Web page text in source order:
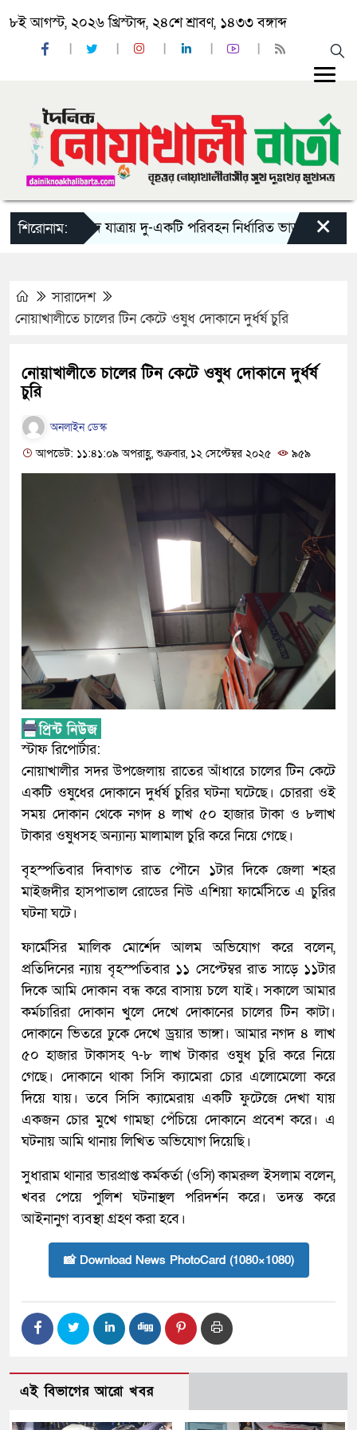
৮ই আগস্ট, ২০২৬ খ্রিস্টাব্দ, ২৪শে শ্রাবণ, ১৪৩৩ বঙ্গাব্দ
শিরোনাম:‘ঈদ যাত্রায় দু-একটি পরিবহন নির্ধারিত ভাড়ার চেয়েও কম
×
সারাদেশ
নোয়াখালীতে চালের টিন কেটে ওষুধ দোকানে দুর্ধর্ষ চুরি
নোয়াখালীতে চালের টিন কেটে ওষুধ দোকানে দুর্ধর্ষ
চুরি
অনলাইন ডেস্ক
আপডেট: ১১:৪১:০৯ অপরাহ্ণ, শুক্রবার, ১২ সেপ্টেম্বর ২০২৫
৯৫৯
স্টাফ রিপোর্টার:
নোয়াখালীর সদর উপজেলায় রাতের আঁধারে চালের টিন কেটে
একটি ওষুধের দোকানে দুর্ধর্ষ চুরির ঘটনা ঘটেছে। চোররা ওই
সময় দোকান থেকে নগদ ৪ লাখ ৫০ হাজার টাকা ও ৮লাখ
টাকার ওষুধসহ অন্যান্য মালামাল চুরি করে নিয়ে গেছে।
বৃহস্পতিবার দিবাগত রাত পৌনে ১টার দিকে জেলা শহর
মাইজদীর হাসপাতাল রোডের নিউ এশিয়া ফার্মেসিতে এ চুরির
ঘটনা ঘটে।
ফার্মেসির মালিক মোর্শেদ আলম অভিযোগ করে বলেন,
প্রতিদিনের ন্যায় বৃহস্পতিবার ১১ সেপ্টেম্বর রাত সাড়ে ১১টার
দিকে আমি দোকান বন্ধ করে বাসায় চলে যাই। সকালে আমার
কর্মচারিরা দোকান খুলে দেখে দোকানের চালের টিন কাটা।
দোকানে ভিতরে ঢুকে দেখে ড্রয়ার ভাঙ্গা। আমার নগদ ৪ লাখ
৫০ হাজার টাকাসহ ৭-৮ লাখ টাকার ওষুধ চুরি করে নিয়ে
গেছে। দোকানে থাকা সিসি ক্যামেরা চোর এলোমেলো করে
দিয়ে যায়। তবে সিসি ক্যামেরায় একটি ফুটেজে দেখা যায়
একজন চোর মুখে গামছা পেঁচিয়ে দোকানে প্রবেশ করে। এ
ঘটনায় আমি থানায় লিখিত অভিযোগ দিয়েছি।
সুধারাম থানার ভারপ্রাপ্ত কর্মকর্তা (ওসি) কামরুল ইসলাম বলেন,
খবর পেয়ে পুলিশ ঘটনাস্থল পরিদর্শন করে। তদন্ত করে
আইনানুগ ব্যবস্থা গ্রহণ করা হবে।
📸 Download News PhotoCard (1080×1080)
এই বিভাগের আরো খবর